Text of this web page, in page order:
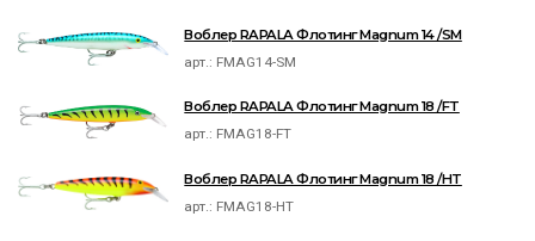
Воблер RAPALA Флотинг Magnum 14 /SM
арт.: FMAG14-SM
Воблер RAPALA Флотинг Magnum 18 /FT
арт.: FMAG18-FT
Воблер RAPALA Флотинг Magnum 18 /HT
арт.: FMAG18-HT